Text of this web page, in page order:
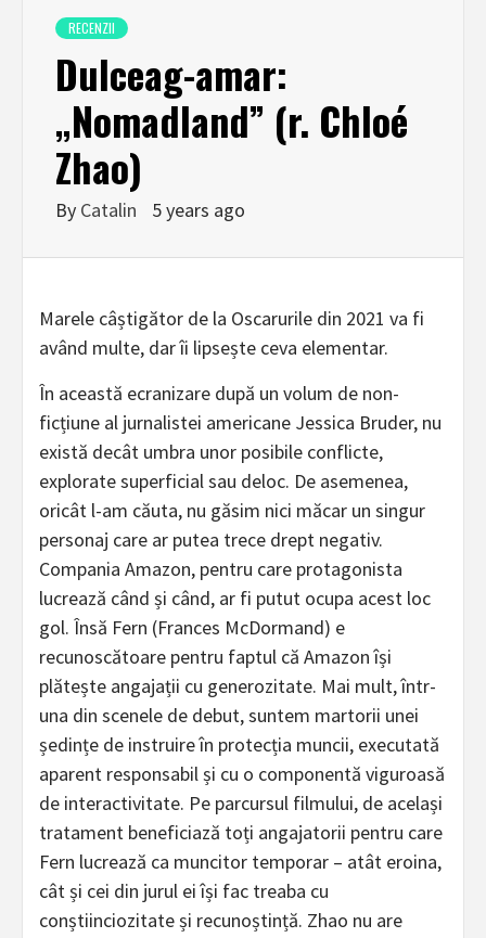
RECENZII
Dulceag-amar:
„Nomadland” (r. Chloé
Zhao)
By Catalin 5 years ago
Marele câștigător de la Oscarurile din 2021 va fi
având multe, dar îi lipsește ceva elementar.
În această ecranizare după un volum de non-
ficțiune al jurnalistei americane Jessica Bruder, nu
există decât umbra unor posibile conflicte,
explorate superficial sau deloc. De asemenea,
oricât l-am căuta, nu găsim nici măcar un singur
personaj care ar putea trece drept negativ.
Compania Amazon, pentru care protagonista
lucrează când și când, ar fi putut ocupa acest loc
gol. Însă Fern (Frances McDormand) e
recunoscătoare pentru faptul că Amazon își
plătește angajații cu generozitate. Mai mult, într-
una din scenele de debut, suntem martorii unei
ședințe de instruire în protecția muncii, executată
aparent responsabil și cu o componentă viguroasă
de interactivitate. Pe parcursul filmului, de același
tratament beneficiază toți angajatorii pentru care
Fern lucrează ca muncitor temporar – atât eroina,
cât și cei din jurul ei își fac treaba cu
conștiinciozitate și recunoștință. Zhao nu are